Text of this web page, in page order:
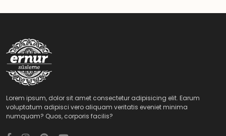
Lorem ipsum, dolor sit amet consectetur adipisicing elit. Earum
voluptatum adipisci vero aliquam veritatis eveniet minima
numquam? Quos, corporis facilis?